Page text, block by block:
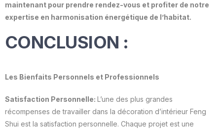
maintenant pour prendre rendez-vous et profiter de notre
expertise en harmonisation énergétique de l’habitat.
CONCLUSION :
Les Bienfaits Personnels et Professionnels
Satisfaction Personnelle: L’une des plus grandes
récompenses de travailler dans la décoration d’intérieur Feng
Shui est la satisfaction personnelle. Chaque projet est une